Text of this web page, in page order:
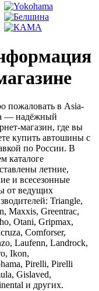
пожаловать в Asia-
— надёжный
магазин, где вы
купить автошины с
по России. В
каталоге
летние,
и всесезонные
от ведущих
Triangle,
Maxxis, Greentrac,
Otani, Gripmax,
Comforser,
Laufenn, Landrock,
Ikon,
Pirelli, Pirelli
Gislaved,
и других.